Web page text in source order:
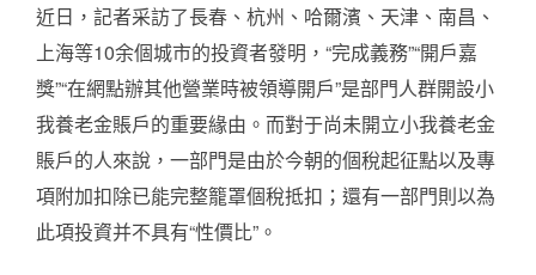
近日，記者采訪了長春、杭州、哈爾濱、天津、南昌、
上海等10余個城市的投資者發明，“完成義務”“開戶嘉
獎”“在網點辦其他營業時被領導開戶”是部門人群開設小
我養老金賬戶的重要緣由。而對于尚未開立小我養老金
賬戶的人來說，一部門是由於今朝的個稅起征點以及專
項附加扣除已能完整籠罩個稅抵扣；還有一部門則以為
此項投資并不具有“性價比”。